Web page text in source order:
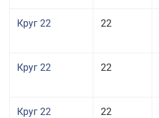
Круг 22 22
Круг 22 22
Круг 22 22